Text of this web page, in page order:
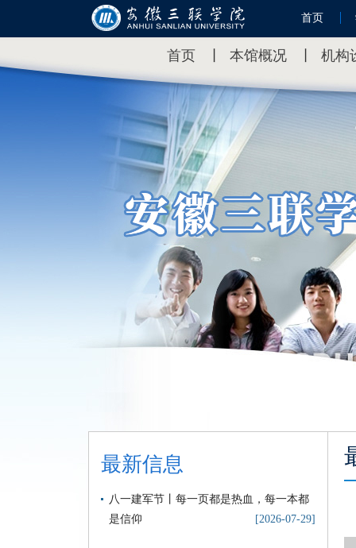
首页
首页 本馆概况 机构
最新信息
八一建军节丨每一页都是热血，每一本都
是信仰
[2026-07-29]